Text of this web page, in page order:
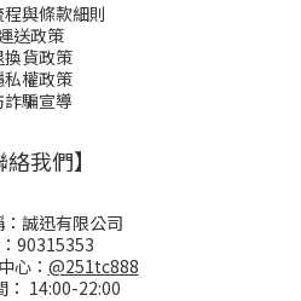
與條款細則
送政策
換貨政策
私權政策
詐騙宣導
絡我們】
誠迅有限公司
90315353
心： @251tc888
： 14:00-22:00